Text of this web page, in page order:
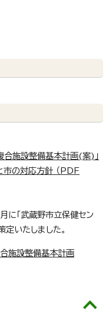
合施設整備基本計画(案)」
市の対応方針 （PDF
に「武蔵野市立保健セン
いたしました。
施設整備基本計画